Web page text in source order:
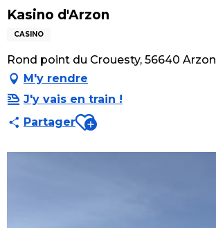
Kasino d'Arzon
CASINO
Rond point du Crouesty, 56640 Arzon
M'y rendre
J'y vais en train !
PartagerAjouter aux favoris